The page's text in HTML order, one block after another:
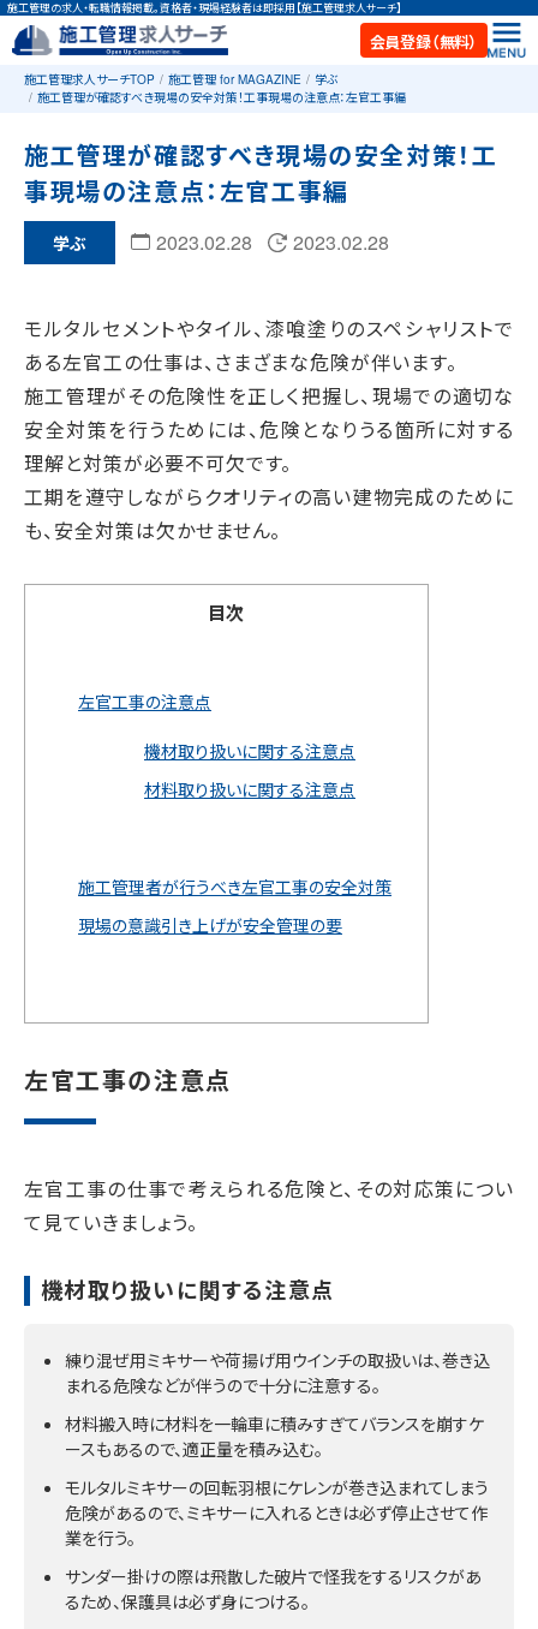
施工管理の求人・転職情報掲載。資格者・現場経験者は即採用【施工管理求人サーチ】
会員登録（無料）
施工管理求人サーチTOP 施工管理 for MAGAZINE
学ぶ
施工管理が確認すべき現場の安全対策！工事現場の注意点：左官工事編
施工管理が確認すべき現場の安全対策！工
事現場の注意点：左官工事編
学ぶ 2023.02.28 2023.02.28
モルタルセメントやタイル、漆喰塗りのスペシャリストで
ある左官工の仕事は、さまざまな危険が伴います。
施工管理がその危険性を正しく把握し、現場での適切な
安全対策を行うためには、危険となりうる箇所に対する
理解と対策が必要不可欠です。
工期を遵守しながらクオリティの高い建物完成のために
も、安全対策は欠かせません。
目次
左官工事の注意点
機材取り扱いに関する注意点
材料取り扱いに関する注意点
施工管理者が行うべき左官工事の安全対策
現場の意識引き上げが安全管理の要
左官工事の注意点
左官工事の仕事で考えられる危険と、その対応策につい
て見ていきましょう。
機材取り扱いに関する注意点
練り混ぜ用ミキサーや荷揚げ用ウインチの取扱いは、巻き込
まれる危険などが伴うので十分に注意する。
材料搬入時に材料を一輪車に積みすぎてバランスを崩すケ
ースもあるので、適正量を積み込む。
モルタルミキサーの回転羽根にケレンが巻き込まれてしまう
危険があるので、ミキサーに入れるときは必ず停止させて作
業を行う。
サンダー掛けの際は飛散した破片で怪我をするリスクがあ
るため、保護具は必ず身につける。